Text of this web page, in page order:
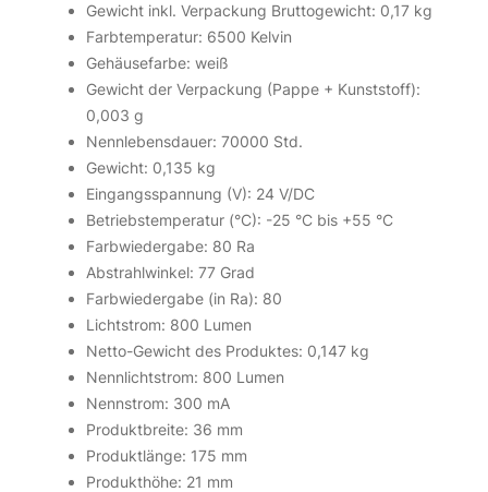
LED Kanten Modul 6500 Kelvin kaltweiss 3 Watt 24
Volt IP66
5,01 €
inkl. 19 % MwSt.zzgl.Versandkosten
Über 100Stk. auf Lager
LED Kanten Modul 6500 Kelvin kaltweiss 3 Watt 24 Volt IP66
LED Kanten Modul 6500 Kelvin kaltweiss 3 Watt 24 Volt IP66
Gewicht inkl. Verpackung Bruttogewicht: 0,17 kg
Farbtemperatur: 6500 Kelvin
Gehäusefarbe: weiß
Gewicht der Verpackung (Pappe + Kunststoff):
0,003 g
Nennlebensdauer: 70000 Std.
Gewicht: 0,135 kg
Eingangsspannung (V): 24 V/DC
Betriebstemperatur (°C): -25 °C bis +55 °C
Farbwiedergabe: 80 Ra
Abstrahlwinkel: 77 Grad
Farbwiedergabe (in Ra): 80
Lichtstrom: 800 Lumen
Netto-Gewicht des Produktes: 0,147 kg
Nennlichtstrom: 800 Lumen
Nennstrom: 300 mA
Produktbreite: 36 mm
Produktlänge: 175 mm
Produkthöhe: 21 mm